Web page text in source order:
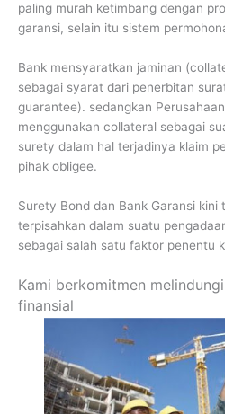
paling murah ketimbang dengan
garansi, selain itu sistem
Bank mensyaratkan jaminan
sebagai syarat dari penerbitan
guarantee). sedangkan
menggunakan collateral sebagai
surety dalam hal terjadinya klaim
pihak obligee.
Surety Bond dan Bank Garansi
terpisahkan dalam suatu
sebagai salah satu faktor penentu
Kami berkomitmen
finansial